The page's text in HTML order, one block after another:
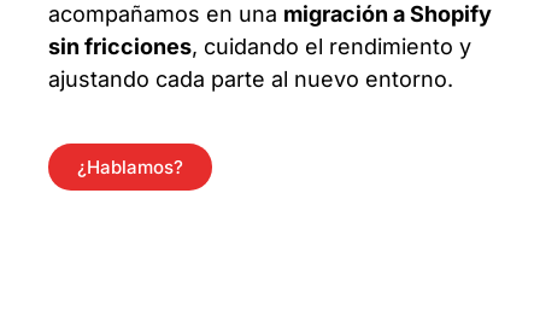
acompañamos en una migración a Shopify
sin fricciones, cuidando el rendimiento y
ajustando cada parte al nuevo entorno.
¿Hablamos?